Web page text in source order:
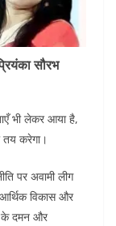
सौरभ
भी लेकर आया है,
तय करेगा।
पर अवामी लीग
विकास और
के दमन और